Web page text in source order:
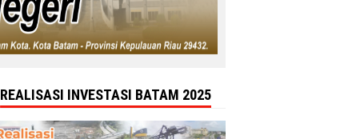
REALISASI INVESTASI BATAM 2025